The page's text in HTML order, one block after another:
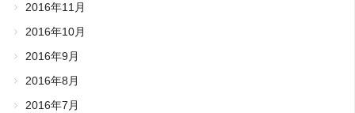
2016年11月
2016年10月
2016年9月
2016年8月
2016年7月